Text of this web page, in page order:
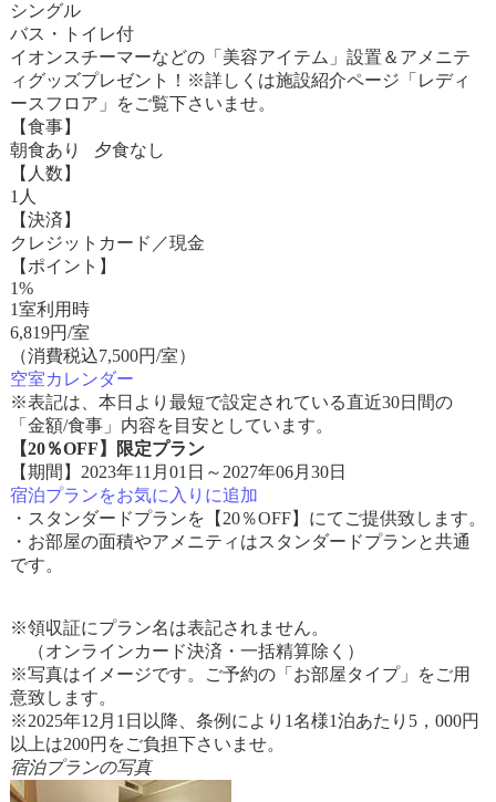
シングル
バス・トイレ付
イオンスチーマーなどの「美容アイテム」設置＆アメニテ
ィグッズプレゼント！※詳しくは施設紹介ページ「レディ
ースフロア」をご覧下さいませ。
【食事】
朝食あり 夕食なし
【人数】
1人
【決済】
クレジットカード／現金
【ポイント】
1%
1室利用時
6,819円/室
（消費税込7,500円/室）
空室カレンダー
※表記は、本日より最短で設定されている直近30日間の
「金額/食事」内容を目安としています。
【20％OFF】限定プラン
【期間】2023年11月01日～2027年06月30日
宿泊プランをお気に入りに追加
・スタンダードプランを【20％OFF】にてご提供致します。
・お部屋の面積やアメニティはスタンダードプランと共通
です。
※領収証にプラン名は表記されません。
（オンラインカード決済・一括精算除く）
※写真はイメージです。ご予約の「お部屋タイプ」をご用
意致します。
※2025年12月1日以降、条例により1名様1泊あたり5，000円
以上は200円をご負担下さいませ。
宿泊プランの写真